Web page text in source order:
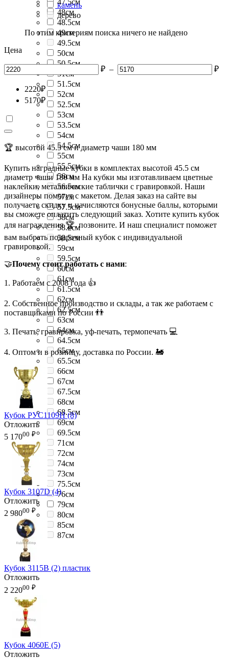
48см
48.5см
49см
49.5см
50см
50.5см
51см
51.5см
52см
52.5см
53см
53.5см
54см
54.5см
55см
55.5см
56см
56.5см
57см
57.5см
58см
58.2см
58.5см
59см
59.5см
60см
61см
61.5см
62см
62.5см
63см
64см
64.5см
65см
65.5см
66см
67см
67.5см
68см
68.5см
69см
69.5см
71см
72см
74см
73см
75.5см
76см
79см
80см
85см
87см
камень
дерево
По этим критериям поиска ничего не найдено
Цена
₽ – ₽
2220₽
5170₽
🏆 высотой 45.5 см и диаметр чаши 180 мм
Купить наградные кубки в комплектах высотой 45.5 см
диаметр чаши 180 мм На кубки мы изготавливаем цветные
наклейки, металлические таблички с гравировкой. Наши
дизайнеры помогут с макетом. Делая заказ на сайте вы
получаете скидку и начисляются бонусные баллы, которыми
вы сможете оплатить следующий заказ. Хотите купить кубок
для награждения 🏆, позвоните. И наш специалист поможет
вам выбрать подарочный кубок с индивидуальной
гравировкой.
🤝Почему стоит работать с нами:
1. Работаем с 2008 года 👍
2. Собственное производство и склады, а так же работаем с
поставщиками по России 👬
3. Печать, гравировка, уф-печать, термопечать 💻
4. Оптом и в розницу, доставка по России. 🚂
Кубок РУС1109H (8)
Отложить
5 17000 ₽
Кубок 3107D (4)
Отложить
2 98000 ₽
Кубок 3115B (2) пластик
Отложить
2 22000 ₽
Кубок 4060E (5)
Отложить